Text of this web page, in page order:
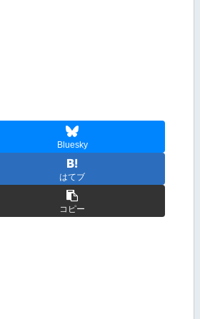
Bluesky
はてブ
コピー